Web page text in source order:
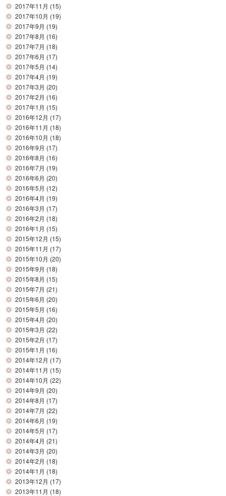
2017年11月 (15)
2017年10月 (19)
2017年9月 (19)
2017年8月 (16)
2017年7月 (18)
2017年6月 (17)
2017年5月 (14)
2017年4月 (19)
2017年3月 (20)
2017年2月 (16)
2017年1月 (15)
2016年12月 (17)
2016年11月 (18)
2016年10月 (18)
2016年9月 (17)
2016年8月 (16)
2016年7月 (19)
2016年6月 (20)
2016年5月 (12)
2016年4月 (19)
2016年3月 (17)
2016年2月 (18)
2016年1月 (15)
2015年12月 (15)
2015年11月 (17)
2015年10月 (20)
2015年9月 (18)
2015年8月 (15)
2015年7月 (21)
2015年6月 (20)
2015年5月 (16)
2015年4月 (20)
2015年3月 (22)
2015年2月 (17)
2015年1月 (16)
2014年12月 (17)
2014年11月 (15)
2014年10月 (22)
2014年9月 (20)
2014年8月 (17)
2014年7月 (22)
2014年6月 (19)
2014年5月 (17)
2014年4月 (21)
2014年3月 (20)
2014年2月 (18)
2014年1月 (18)
2013年12月 (17)
2013年11月 (18)